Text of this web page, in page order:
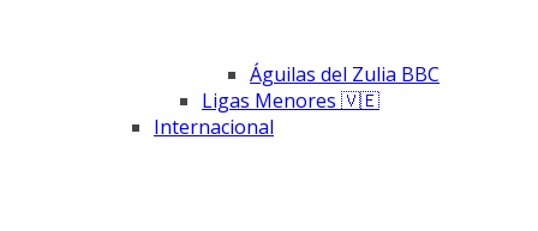
Águilas del Zulia BBC
Ligas Menores 🇻🇪
Internacional